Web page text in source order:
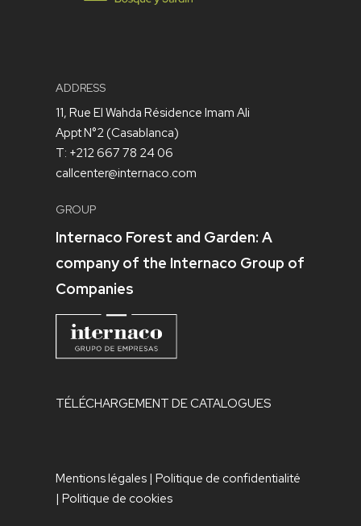
ADDRESS
11, Rue El Wahda Résidence Imam Ali
Appt N°2 (Casablanca)
T: +212 667 78 24 06
callcenter@internaco.com
GROUP
Internaco Forest and Garden: A
company of the Internaco Group of
Companies
TÉLÉCHARGEMENT DE CATALOGUES
Mentions légales | Politique de confidentialité
| Politique de cookies